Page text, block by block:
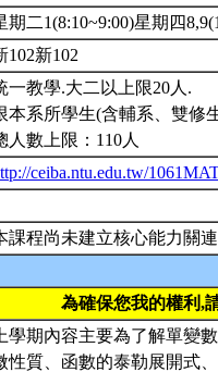
期二1(8:10~9:00)星期四
102新102
一教學.大二以上限20人.
本系所學生(含輔系、雙修
人數上限：110人
ceiba.ntu.edu.tw/
課程尚未建立核心能力關連
為確保您我的權利,
上學期內容主要為了解單變
性質、函數的泰勒展開式